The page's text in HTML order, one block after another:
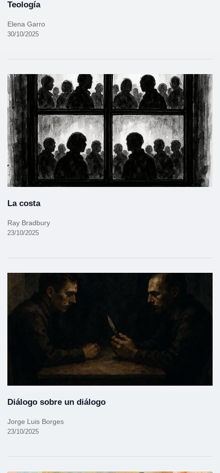
Teología
Elena Garro
30/10/2025
La costa
Ray Bradbury
23/10/2025
Diálogo sobre un diálogo
Jorge Luis Borges
23/10/2025